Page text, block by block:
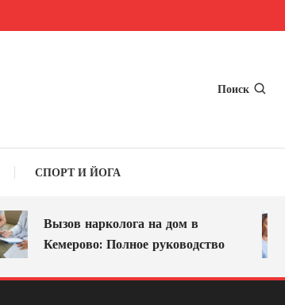
Поиск
СПОРТ И ЙОГА
Вызов нарколога на дом в
Кемерово: Полное руководство